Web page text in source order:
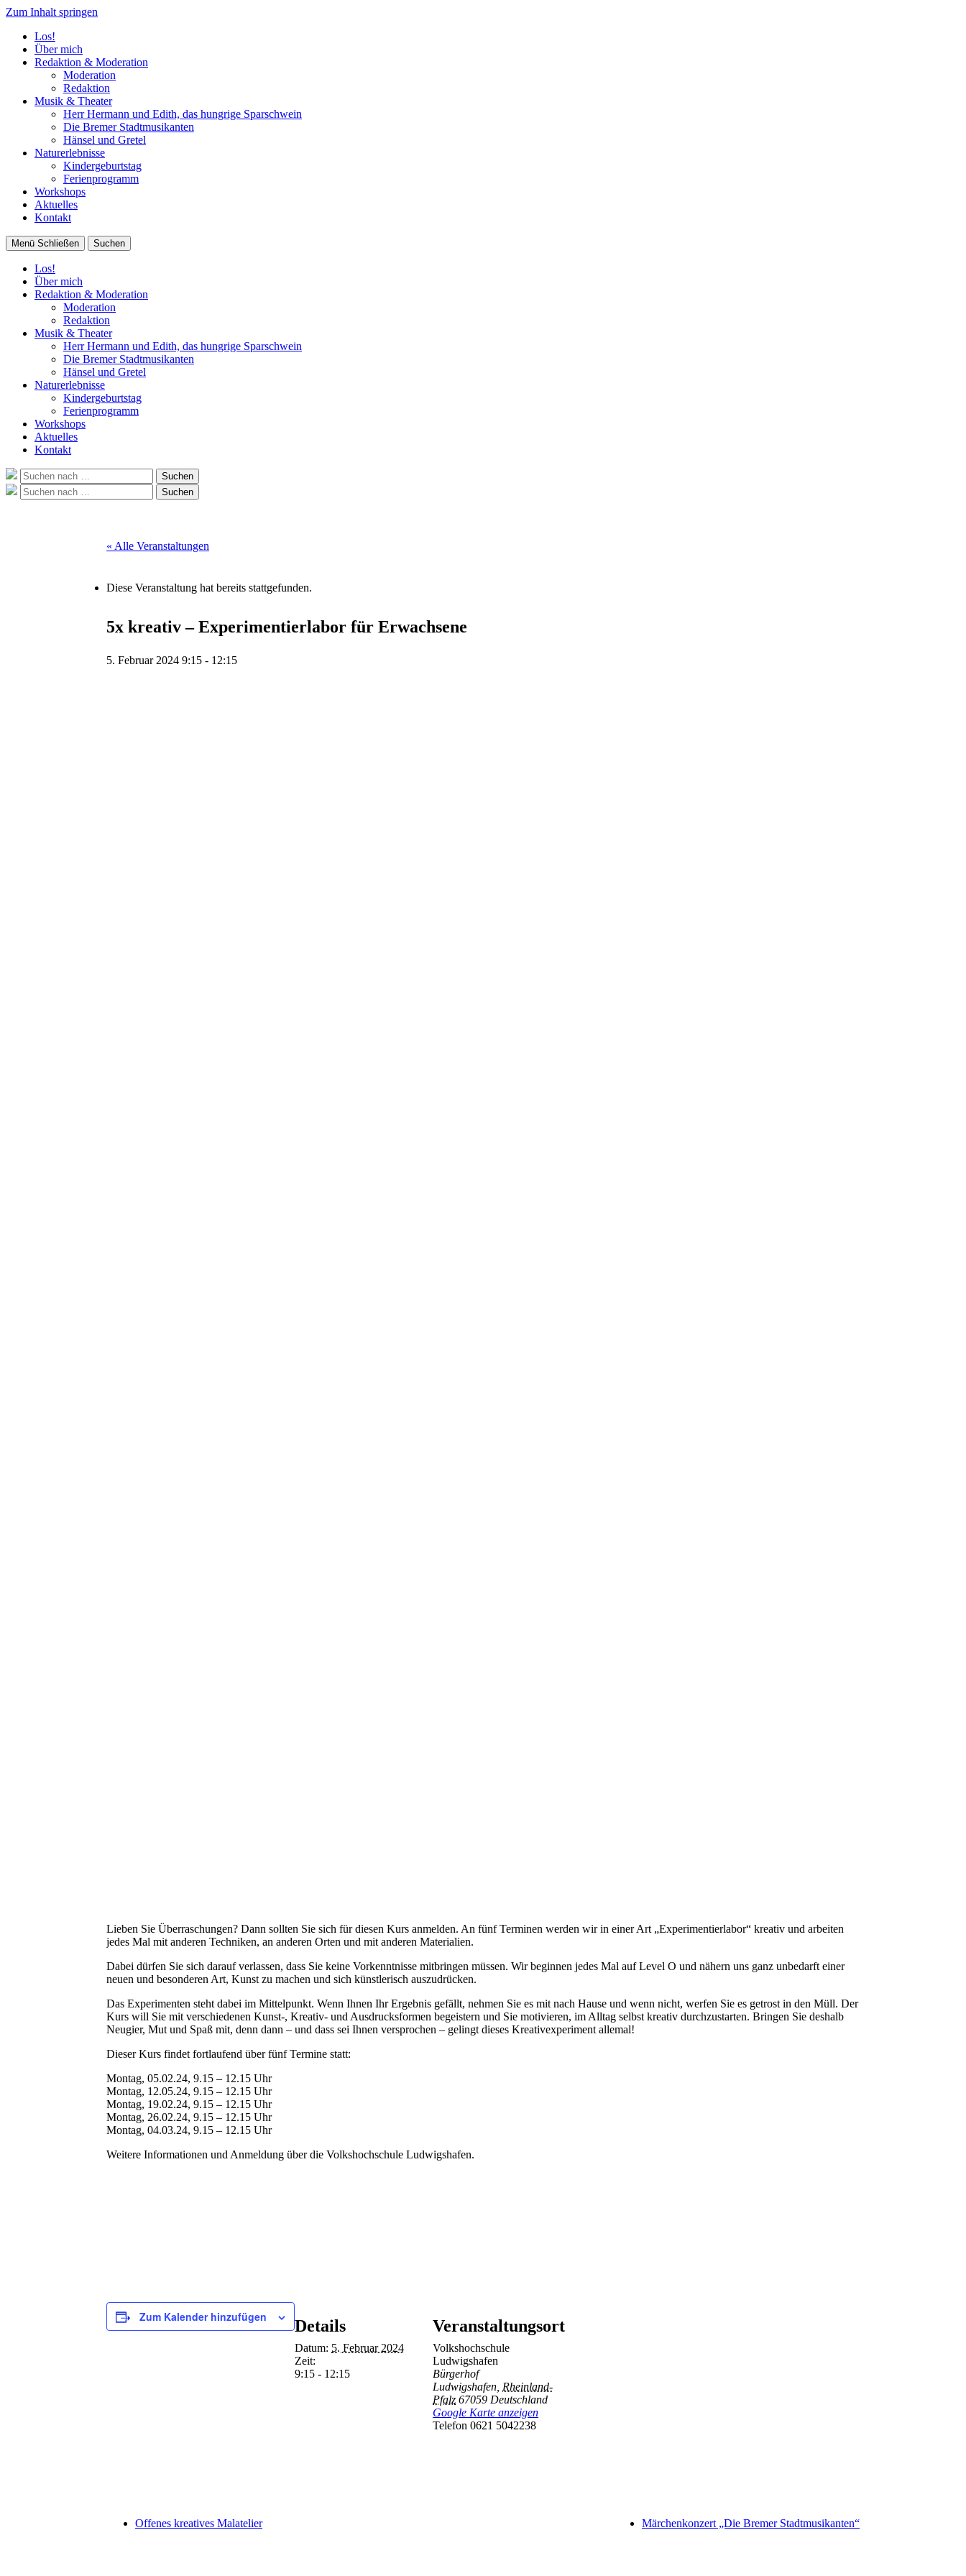
Zum Inhalt springen
Los!
Über mich
Redaktion & Moderation
Moderation
Redaktion
Musik & Theater
Herr Hermann und Edith, das hungrige Sparschwein
Die Bremer Stadtmusikanten
Hänsel und Gretel
Naturerlebnisse
Kindergeburtstag
Ferienprogramm
Workshops
Aktuelles
Kontakt
Menü Schließen Suchen
Los!
Über mich
Redaktion & Moderation
Moderation
Redaktion
Musik & Theater
Herr Hermann und Edith, das hungrige Sparschwein
Die Bremer Stadtmusikanten
Hänsel und Gretel
Naturerlebnisse
Kindergeburtstag
Ferienprogramm
Workshops
Aktuelles
Kontakt
Suche
nach:
Suchen
Suche
nach:
Suchen
« Alle Veranstaltungen
Diese Veranstaltung hat bereits stattgefunden.
5x kreativ – Experimentierlabor für Erwachsene
5. Februar 2024 9:15 - 12:15
Lieben Sie Überraschungen? Dann sollten Sie sich für diesen Kurs anmelden. An fünf Terminen werden wir in einer Art „Experimentierlabor“ kreativ und arbeiten
jedes Mal mit anderen Techniken, an anderen Orten und mit anderen Materialien.
Dabei dürfen Sie sich darauf verlassen, dass Sie keine Vorkenntnisse mitbringen müssen. Wir beginnen jedes Mal auf Level O und nähern uns ganz unbedarft einer
neuen und besonderen Art, Kunst zu machen und sich künstlerisch auszudrücken.
Das Experimenten steht dabei im Mittelpunkt. Wenn Ihnen Ihr Ergebnis gefällt, nehmen Sie es mit nach Hause und wenn nicht, werfen Sie es getrost in den Müll. Der
Kurs will Sie mit verschiedenen Kunst-, Kreativ- und Ausdrucksformen begeistern und Sie motivieren, im Alltag selbst kreativ durchzustarten. Bringen Sie deshalb
Neugier, Mut und Spaß mit, denn dann – und dass sei Ihnen versprochen – gelingt dieses Kreativexperiment allemal!
Dieser Kurs findet fortlaufend über fünf Termine statt:
Montag, 05.02.24, 9.15 – 12.15 Uhr
Montag, 12.05.24, 9.15 – 12.15 Uhr
Montag, 19.02.24, 9.15 – 12.15 Uhr
Montag, 26.02.24, 9.15 – 12.15 Uhr
Montag, 04.03.24, 9.15 – 12.15 Uhr
Weitere Informationen und Anmeldung über die Volkshochschule Ludwigshafen.
Zum Kalender hinzufügen Details
Datum: 5. Februar 2024
Zeit:
9:15 - 12:15
Veranstaltungsort
Volkshochschule
Ludwigshafen
Bürgerhof
Ludwigshafen Rheinland-
Pfalz 67059 Deutschland
Google Karte anzeigen
Telefon 0621 5042238
Offenes kreatives Malatelier Märchenkonzert „Die Bremer Stadtmusikanten“